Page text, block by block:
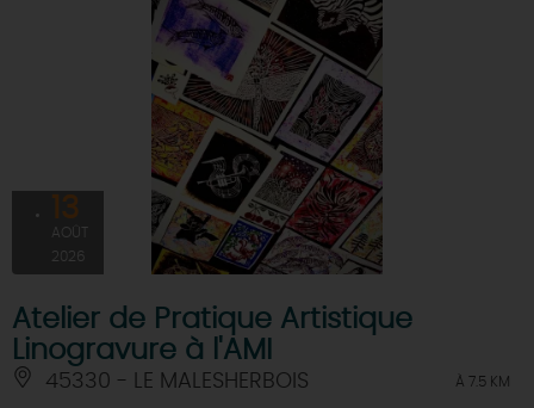
13
AOÛT
2026
Atelier de Pratique Artistique
Linogravure à l'AMI
45330 - LE MALESHERBOIS À 7.5 KM